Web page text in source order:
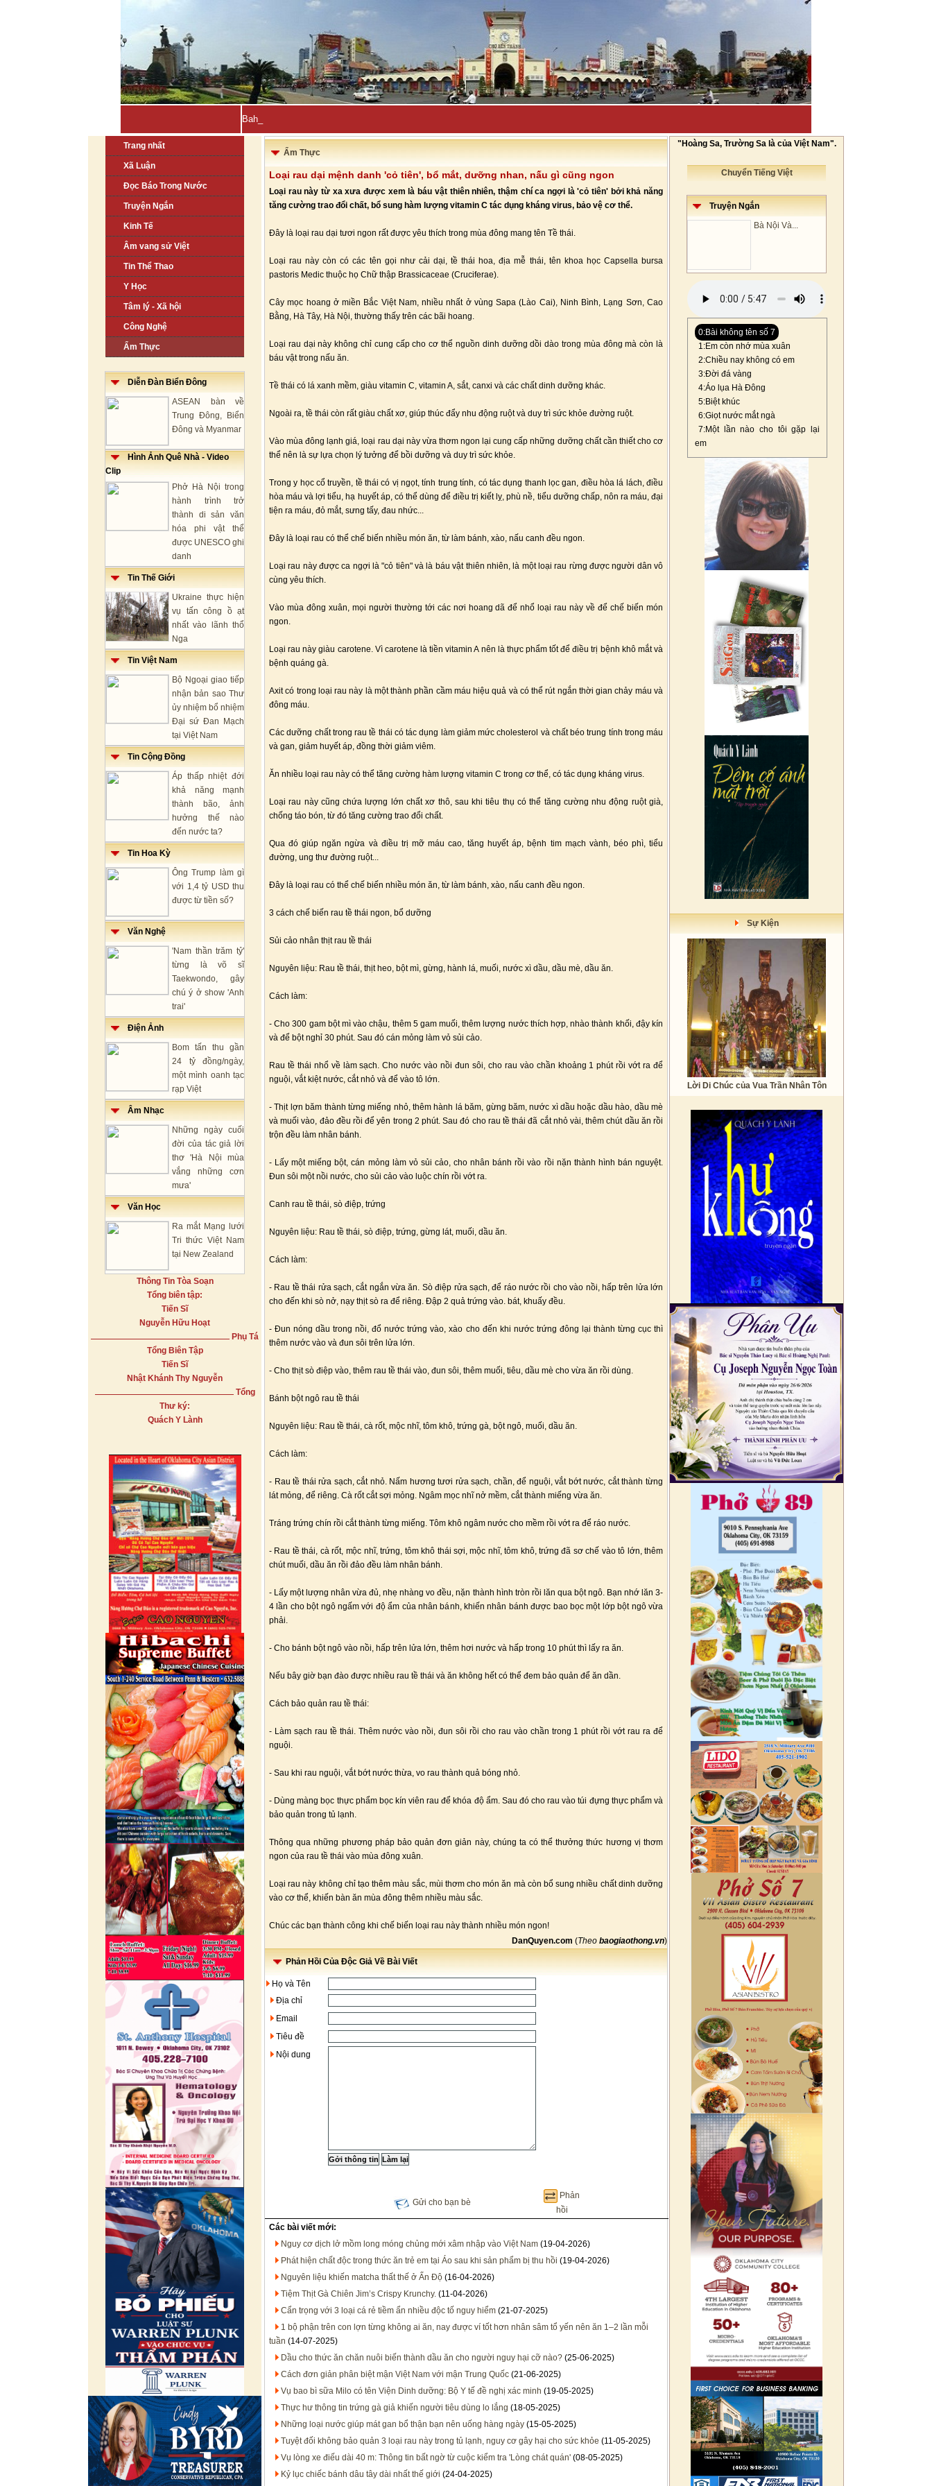
Bahrain, Kuwait tuyên bố đẩy _
Trang nhất
Xã Luận
Đọc Báo Trong Nước
Truyện Ngắn
Kinh Tế
Âm vang sử Việt
Tin Thể Thao
Y Học
Tâm lý - Xã hội
Công Nghệ
Ẩm Thực
Diễn Đàn Biển Đông
ASEAN bàn về
Trung Đông, Biển
Đông và Myanmar
Hình Ảnh Quê Nhà - Video
Clip
Phở Hà Nội trong
hành trình trở
thành di sản văn
hóa phi vật thể
được UNESCO ghi
danh
Tin Thế Giới
Ukraine thực hiện
vụ tấn công ồ ạt
nhất vào lãnh thổ
Nga
Tin Việt Nam
Bộ Ngoại giao tiếp
nhận bản sao Thư
ủy nhiệm bổ nhiệm
Đại sứ Đan Mạch
tại Việt Nam
Tin Cộng Đồng
Áp thấp nhiệt đới
khả năng mạnh
thành bão, ảnh
hưởng thế nào
đến nước ta?
Tin Hoa Kỳ
Ông Trump làm gì
với 1,4 tỷ USD thu
được từ tiền số?
Văn Nghệ
'Nam thần trăm tỷ'
từng là võ sĩ
Taekwondo, gây
chú ý ở show 'Anh
trai'
Điện Ảnh
Bom tấn thu gần
24 tỷ đồng/ngày,
một mình oanh tạc
rạp Việt
Âm Nhạc
Những ngày cuối
đời của tác giả lời
thơ 'Hà Nội mùa
vắng những cơn
mưa'
Văn Học
Ra mắt Mạng lưới
Tri thức Việt Nam
tại New Zealand
Thông Tin Tòa Soạn
Tổng biên tập:
Tiến Sĩ
Nguyễn Hữu Hoạt
Phụ Tá
Tổng Biên Tập
Tiến Sĩ
Nhật Khánh Thy Nguyễn
Tổng
Thư ký:
Quách Y Lành
Ẩm Thực
Loại rau dại mệnh danh 'cỏ tiên', bổ mắt, dưỡng nhan, nấu gì cũng ngon
Loại rau này từ xa xưa được xem là báu vật thiên nhiên, thậm chí ca ngợi là 'cỏ tiên' bởi khả năng
tăng cường trao đổi chất, bổ sung hàm lượng vitamin C tác dụng kháng virus, bảo vệ cơ thể.
Đây là loại rau dại tươi ngon rất được yêu thích trong mùa đông mang tên Tề thái.
Loại rau này còn có các tên gọi như cải dại, tề thái hoa, địa mễ thái, tên khoa học Capsella bursa
pastoris Medic thuộc họ Chữ thập Brassicaceae (Cruciferae).
Cây mọc hoang ở miền Bắc Việt Nam, nhiều nhất ở vùng Sapa (Lào Cai), Ninh Bình, Lạng Sơn, Cao
Bằng, Hà Tây, Hà Nội, thường thấy trên các bãi hoang.
Loại rau dại này không chỉ cung cấp cho cơ thể nguồn dinh dưỡng dồi dào trong mùa đông mà còn là
báu vật trong nấu ăn.
Tề thái có lá xanh mềm, giàu vitamin C, vitamin A, sắt, canxi và các chất dinh dưỡng khác.
Ngoài ra, tề thái còn rất giàu chất xơ, giúp thúc đẩy nhu động ruột và duy trì sức khỏe đường ruột.
Vào mùa đông lạnh giá, loại rau dại này vừa thơm ngon lại cung cấp những dưỡng chất cần thiết cho cơ
thể nên là sự lựa chọn lý tưởng để bồi dưỡng và duy trì sức khỏe.
Trong y học cổ truyền, tề thái có vị ngọt, tính trung tính, có tác dụng thanh lọc gan, điều hòa lá lách, điều
hòa máu và lợi tiểu, hạ huyết áp, có thể dùng để điều trị kiết lỵ, phù nề, tiểu dưỡng chấp, nôn ra máu, đại
tiện ra máu, đỏ mắt, sưng tấy, đau nhức...
Đây là loại rau có thể chế biến nhiều món ăn, từ làm bánh, xào, nấu canh đều ngon.
Loại rau này được ca ngợi là "cỏ tiên" và là báu vật thiên nhiên, là một loại rau rừng được người dân vô
cùng yêu thích.
Vào mùa đông xuân, mọi người thường tới các nơi hoang dã để nhổ loại rau này về để chế biến món
ngon.
Loại rau này giàu carotene. Vì carotene là tiền vitamin A nên là thực phẩm tốt để điều trị bệnh khô mắt và
bệnh quáng gà.
Axit có trong loại rau này là một thành phần cầm máu hiệu quả và có thể rút ngắn thời gian chảy máu và
đông máu.
Các dưỡng chất trong rau tề thái có tác dụng làm giảm mức cholesterol và chất béo trung tính trong máu
và gan, giảm huyết áp, đồng thời giảm viêm.
Ăn nhiều loại rau này có thể tăng cường hàm lượng vitamin C trong cơ thể, có tác dụng kháng virus.
Loại rau này cũng chứa lượng lớn chất xơ thô, sau khi tiêu thụ có thể tăng cường nhu động ruột già,
chống táo bón, từ đó tăng cường trao đổi chất.
Qua đó giúp ngăn ngừa và điều trị mỡ máu cao, tăng huyết áp, bệnh tim mạch vành, béo phì, tiểu
đường, ung thư đường ruột...
Đây là loại rau có thể chế biến nhiều món ăn, từ làm bánh, xào, nấu canh đều ngon.
3 cách chế biến rau tề thái ngon, bổ dưỡng
Sủi cảo nhân thịt rau tề thái
Nguyên liệu: Rau tề thái, thịt heo, bột mì, gừng, hành lá, muối, nước xì dầu, dầu mè, dầu ăn.
Cách làm:
- Cho 300 gam bột mì vào chậu, thêm 5 gam muối, thêm lượng nước thích hợp, nhào thành khối, đậy kín
và để bột nghỉ 30 phút. Sau đó cán mỏng làm vỏ sủi cảo.
Rau tề thái nhổ về làm sạch. Cho nước vào nồi đun sôi, cho rau vào chần khoảng 1 phút rồi vớt ra để
nguội, vắt kiệt nước, cắt nhỏ và để vào tô lớn.
- Thịt lợn băm thành từng miếng nhỏ, thêm hành lá băm, gừng băm, nước xì dầu hoặc dầu hào, dầu mè
và muối vào, đảo đều rồi để yên trong 2 phút. Sau đó cho rau tề thái đã cắt nhỏ vài, thêm chút dầu ăn rồi
trộn đều làm nhân bánh.
- Lấy một miếng bột, cán mỏng làm vỏ sủi cảo, cho nhân bánh rồi vào rồi nặn thành hình bán nguyệt.
Đun sôi một nồi nước, cho sủi cảo vào luộc chín rồi vớt ra.
Canh rau tề thái, sò điệp, trứng
Nguyên liệu: Rau tề thái, sò điệp, trứng, gừng lát, muối, dầu ăn.
Cách làm:
- Rau tề thái rửa sạch, cắt ngắn vừa ăn. Sò điệp rửa sạch, để ráo nước rồi cho vào nồi, hấp trên lửa lớn
cho đến khi sò nở, nạy thịt sò ra để riêng. Đập 2 quả trứng vào. bát, khuấy đều.
- Đun nóng dầu trong nồi, đổ nước trứng vào, xào cho đến khi nước trứng đông lại thành từng cục thì
thêm nước vào và đun sôi trên lửa lớn.
- Cho thịt sò điệp vào, thêm rau tề thái vào, đun sôi, thêm muối, tiêu, dầu mè cho vừa ăn rồi dùng.
Bánh bột ngô rau tề thái
Nguyên liệu: Rau tề thái, cà rốt, mộc nhĩ, tôm khô, trứng gà, bột ngô, muối, dầu ăn.
Cách làm:
- Rau tề thái rửa sạch, cắt nhỏ. Nấm hương tươi rửa sạch, chần, để nguội, vắt bớt nước, cắt thành từng
lát mỏng, để riêng. Cà rốt cắt sợi mỏng. Ngâm mọc nhĩ nở mềm, cắt thành miếng vừa ăn.
Tráng trứng chín rồi cắt thành từng miếng. Tôm khô ngâm nước cho mềm rồi vớt ra để ráo nước.
- Rau tề thái, cà rốt, mộc nhĩ, trứng, tôm khô thái sợi, mộc nhĩ, tôm khô, trứng đã sơ chế vào tô lớn, thêm
chút muối, dầu ăn rồi đảo đều làm nhân bánh.
- Lấy một lượng nhân vừa đủ, nhẹ nhàng vo đều, nặn thành hình tròn rồi lăn qua bột ngô. Bạn nhớ lăn 3-
4 lần cho bột ngô ngấm với độ ẩm của nhân bánh, khiến nhân bánh được bao bọc một lớp bột ngô vừa
phải.
- Cho bánh bột ngô vào nồi, hấp trên lửa lớn, thêm hơi nước và hấp trong 10 phút thì lấy ra ăn.
Nếu bây giờ bạn đào được nhiều rau tề thái và ăn không hết có thể đem bảo quản để ăn dần.
Cách bảo quản rau tề thái:
- Làm sạch rau tề thái. Thêm nước vào nồi, đun sôi rồi cho rau vào chần trong 1 phút rồi vớt rau ra để
nguội.
- Sau khi rau nguội, vắt bớt nước thừa, vo rau thành quả bóng nhỏ.
- Dùng màng bọc thực phẩm bọc kín viên rau để khóa độ ẩm. Sau đó cho rau vào túi đựng thực phẩm và
bảo quản trong tủ lạnh.
Thông qua những phương pháp bảo quản đơn giản này, chúng ta có thể thưởng thức hương vị thơm
ngon của rau tề thái vào mùa đông xuân.
Loại rau này không chỉ tạo thêm màu sắc, mùi thơm cho món ăn mà còn bổ sung nhiều chất dinh dưỡng
vào cơ thể, khiến bàn ăn mùa đông thêm nhiều màu sắc.
Chúc các bạn thành công khi chế biến loại rau này thành nhiều món ngon!
DanQuyen.com (Theo baogiaothong.vn)
Phản Hồi Của Độc Giả Về Bài Viết
Họ và Tên
Địa chỉ
Email
Tiêu đề
Nội dung
Gửi cho bạn bè
Phản
hồi
Các bài viết mới:
Nguy cơ dịch lở mồm long móng chủng mới xâm nhập vào Việt Nam (19-04-2026)
Phát hiện chất độc trong thức ăn trẻ em tại Áo sau khi sản phẩm bị thu hồi (19-04-2026)
Nguyên liệu khiến matcha thất thế ở Ấn Độ (16-04-2026)
Tiệm Thịt Gà Chiên Jim’s Crispy Krunchy. (11-04-2026)
Cẩn trọng với 3 loại cá rẻ tiềm ẩn nhiều độc tố nguy hiểm (21-07-2025)
1 bộ phận trên con lợn từng không ai ăn, nay được ví tốt hơn nhân sâm tổ yến nên ăn 1–2 lần mỗi
tuần (14-07-2025)
Dầu cho thức ăn chăn nuôi biến thành dầu ăn cho người nguy hại cỡ nào? (25-06-2025)
Cách đơn giản phân biệt mận Việt Nam với mận Trung Quốc (21-06-2025)
Vụ bao bì sữa Milo có tên Viện Dinh dưỡng: Bộ Y tế đề nghị xác minh (19-05-2025)
Thực hư thông tin trứng gà giả khiến người tiêu dùng lo lắng (18-05-2025)
Những loại nước giúp mát gan bổ thận bạn nên uống hàng ngày (15-05-2025)
Tuyệt đối không bảo quản 3 loại rau này trong tủ lạnh, nguy cơ gây hại cho sức khỏe (11-05-2025)
Vụ lòng xe điếu dài 40 m: Thông tin bất ngờ từ cuộc kiểm tra 'Lòng chát quán' (08-05-2025)
Kỷ lục chiếc bánh dâu tây dài nhất thế giới (24-04-2025)
"Hoàng Sa, Trường Sa là của Việt Nam".
Chuyển Tiếng Việt
Truyện Ngắn
Bà Nội Và...
0:Bài không tên số 7
1:Em còn nhớ mùa xuân
2:Chiều nay không có em
3:Đời đá vàng
4:Áo lụa Hà Đông
5:Biệt khúc
6:Giọt nước mắt ngà
7:Một lần nào cho tôi gặp lại
em
Sự Kiện
Lời Di Chúc của Vua Trần Nhân Tôn